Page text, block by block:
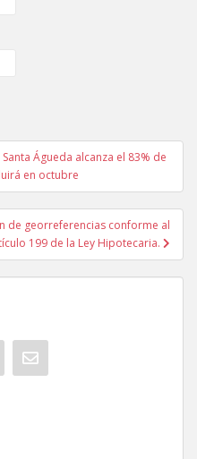
Águeda alcanza el 83% de
en octubre
de georreferencias conforme al
199 de la Ley Hipotecaria.